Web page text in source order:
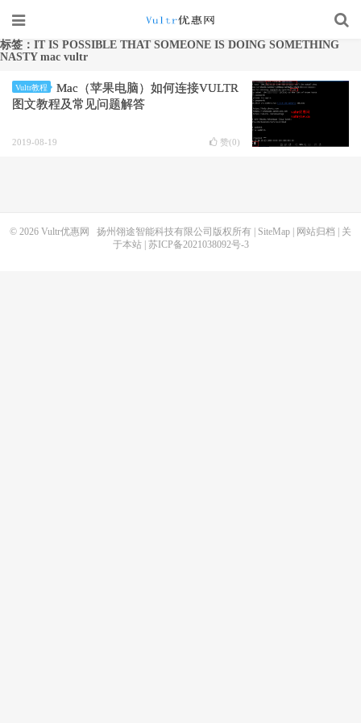
标签：IT IS POSSIBLE THAT SOMEONE IS DOING SOMETHING
NASTY mac vultr
Vultr教程
Mac（苹果电脑）如何连接VULTR
图文教程及常见问题解答
2019-08-19 赞(0)
© 2026 Vultr优惠网 扬州翎途智能科技有限公司版权所有 | SiteMap 网站归档
关
于本站| 苏ICP备2021038092号-3